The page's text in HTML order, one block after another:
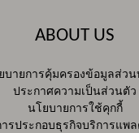
ABOUT US
บายการคุ้มครองข้อมูลส่ว
ประกาศความเป็นส่วนตัว
นโยบายการใช้คุกกี้
รประกอบธุรกิจบริการแพ